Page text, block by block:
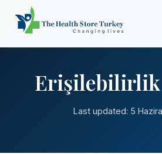
Erişilebilirlik
Last updated: 5